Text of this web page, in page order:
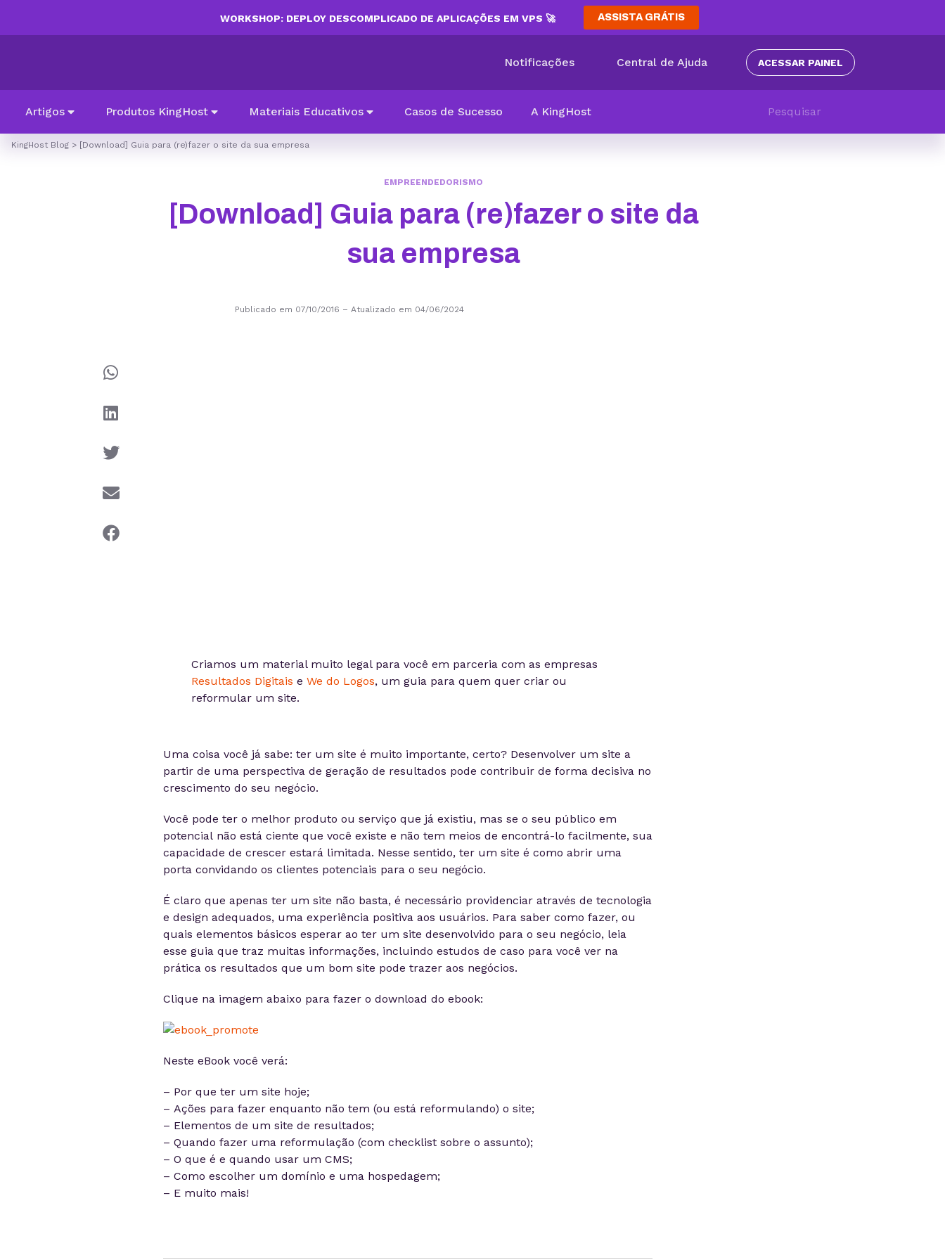
WORKSHOP: DEPLOY DESCOMPLICADO DE APLICAÇÕES EM VPS 🚀 ASSISTA GRÁTIS
Notificações Central de Ajuda ACESSAR PAINEL
Artigos Produtos KingHost Materiais Educativos Casos de Sucesso A KingHost
KingHost Blog > [Download] Guia para (re)fazer o site da sua empresa
EMPREENDEDORISMO
[Download] Guia para (re)fazer o site da
sua empresa
Publicado em 07/10/2016 – Atualizado em 04/06/2024
Criamos um material muito legal para você em parceria com as empresas
Resultados Digitais e We do Logos, um guia para quem quer criar ou
reformular um site.
Uma coisa você já sabe: ter um site é muito importante, certo? Desenvolver um site a
partir de uma perspectiva de geração de resultados pode contribuir de forma decisiva no
crescimento do seu negócio.
Você pode ter o melhor produto ou serviço que já existiu, mas se o seu público em
potencial não está ciente que você existe e não tem meios de encontrá-lo facilmente, sua
capacidade de crescer estará limitada. Nesse sentido, ter um site é como abrir uma
porta convidando os clientes potenciais para o seu negócio.
É claro que apenas ter um site não basta, é necessário providenciar através de tecnologia
e design adequados, uma experiência positiva aos usuários. Para saber como fazer, ou
quais elementos básicos esperar ao ter um site desenvolvido para o seu negócio, leia
esse guia que traz muitas informações, incluindo estudos de caso para você ver na
prática os resultados que um bom site pode trazer aos negócios.
Clique na imagem abaixo para fazer o download do ebook:
Neste eBook você verá:
– Por que ter um site hoje;
– Ações para fazer enquanto não tem (ou está reformulando) o site;
– Elementos de um site de resultados;
– Quando fazer uma reformulação (com checklist sobre o assunto);
– O que é e quando usar um CMS;
– Como escolher um domínio e uma hospedagem;
– E muito mais!